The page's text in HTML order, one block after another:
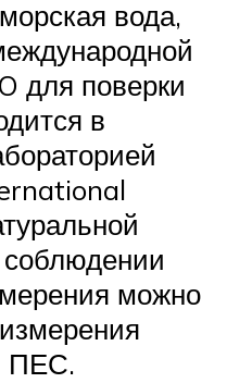
вода,
для поверки
в
можно
ПЕС.